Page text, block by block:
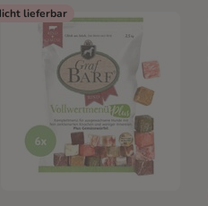
lieferbar